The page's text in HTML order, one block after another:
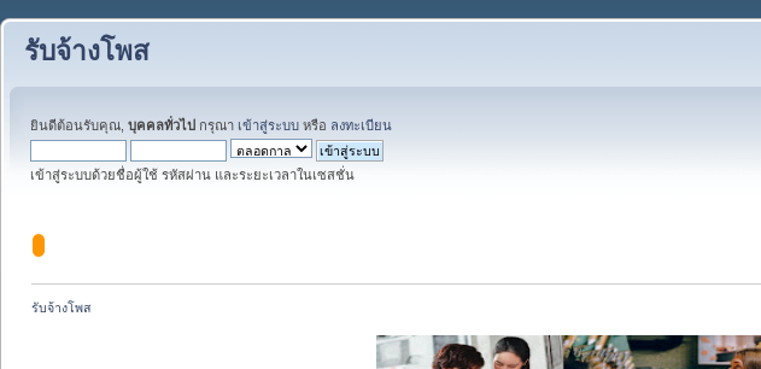
รับจ้างโพส
ยินดีต้อนรับคุณ, บุคคลทั่วไป กรุณา เข้าสู่ระบบ หรือ ลงทะเบียน
เข้าสู่ระบบด้วยชื่อผู้ใช้ รหัสผ่าน และระยะเวลาในเซสชั่น
รับจ้างโพส